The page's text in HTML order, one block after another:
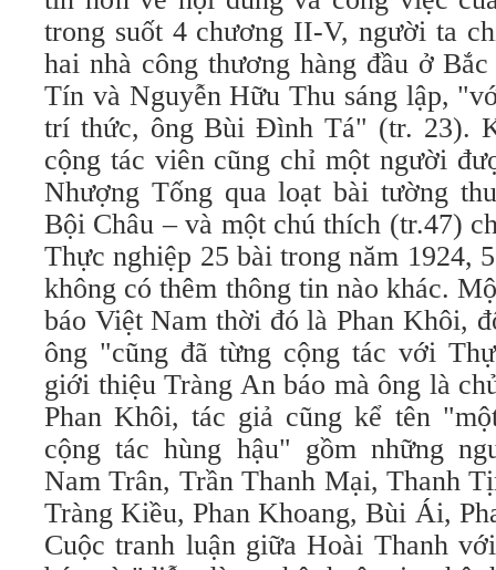
trong suốt 4 chương II-V, người ta
hai nhà công thương hàng đầu ở
Tín và Nguyễn Hữu Thu sáng lập,
trí thức, ông Bùi Đình Tá" (tr. 23).
cộng tác viên cũng chỉ một người
Nhượng Tống qua loạt bài tường
Bội Châu – và một chú thích (tr.47)
Thực nghiệp 25 bài trong năm 1924,
không có thêm thông tin nào khác.
báo Việt Nam thời đó là Phan Khôi,
ông "cũng đã từng cộng tác với
giới thiệu Tràng An báo mà ông là
Phan Khôi, tác giả cũng kể tên
cộng tác hùng hậu" gồm những
Nam Trân, Trần Thanh Mại, Thanh
Tràng Kiều, Phan Khoang, Bùi Ái,
Cuộc tranh luận giữa Hoài Thanh